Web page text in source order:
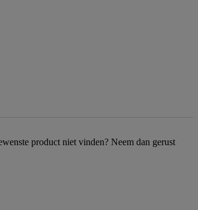
product niet vinden? Neem dan gerust